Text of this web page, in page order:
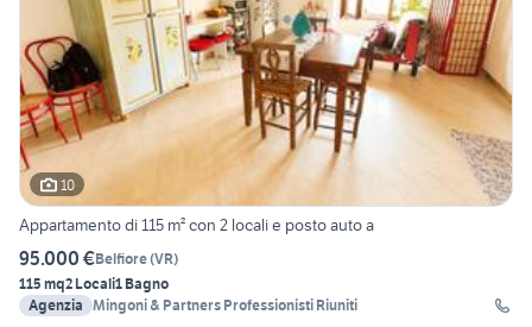
10
Appartamento di 115 m² con 2 locali e posto auto a
95.000 €Belfiore(VR)
115 mq2 Locali1 Bagno
Agenzia Mingoni & Partners Professionisti Riuniti